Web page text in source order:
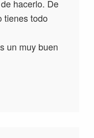
hacerlo. De
tienes todo
un muy buen